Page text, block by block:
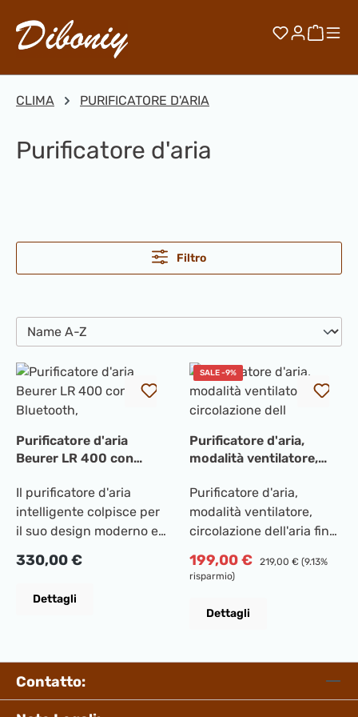
Passa al contenuto principale
Hai 0Il
CLIMA PURIFICATORE D'ARIA
Purificatore d'aria
Filtro
Purificatore d'aria
Beurer LR 400 con
Il purificatore d'aria
intelligente colpisce per
il suo design moderno e
elevate. La sua forma
domestica, peli di
circostante e li filtra
dall'aria. Potete rilassarvi
mentre il purificatore
Prezzo normale:
330,00 €
Dettagli
SALE -9%
Purificatore d'aria,
modalità ventilatore,
Purificatore d'aria,
modalità ventilatore,
circolazione dell'aria fino
potenza, emissione di
modalità minima, timer,
con Amazon Alexa,
controllabile tramite app,
Prezzo di vendita:
199,00 € Prezzo normale:
219,00 € (9.13%
risparmio)
Dettagli
Contatto: